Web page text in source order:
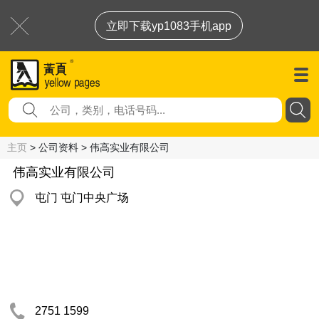
立即下载yp1083手机app
主页 > 公司资料 > 伟高实业有限公司
伟高实业有限公司
屯门 屯门中央广场
2751 1599